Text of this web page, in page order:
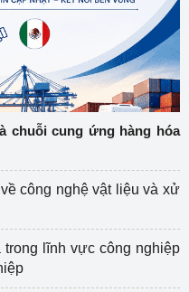
chuỗi cung ứng hàng hóa
công nghệ vật liệu và xử
lĩnh vực công nghiệp